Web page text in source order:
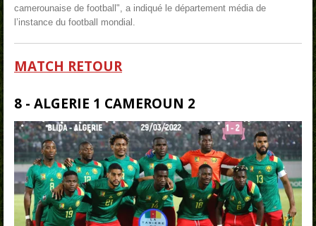
camerounaise de football", a indiqué le département média de
l’instance du football mondial.
MATCH RETOUR
8 - ALGERIE 1 CAMEROUN 2